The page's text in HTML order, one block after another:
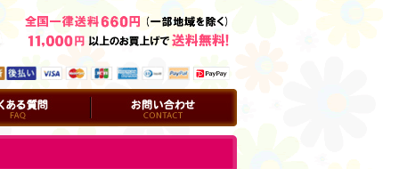
お問い合わせ